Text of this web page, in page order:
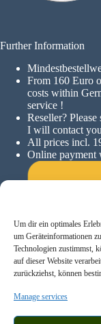
Um dir ein optimales
um Geräteinformationen
Technologien zustimmst,
auf dieser Website
zurückziehst, können
Manage services
Further Information
From 160 Euro
costs within
service !
Reseller?
I will contact
All prices incl.
Online payment